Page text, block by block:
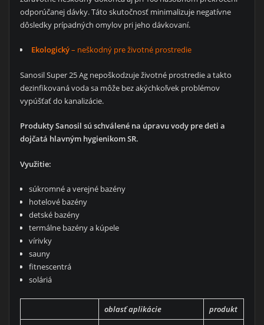
odporúčanej dávky. Táto skutočnosť minimalizuje negatívne
dôsledky prípadných omylov pri jeho dávkovaní.
Ekologický– neškodný pre životné prostredie
Sanosil Super 25 Ag nepoškodzuje životné prostredie a takto
dezinfikovaná voda sa môže bez akýchkoľvek problémov
vypúšťať do kanalizácie.
Produkty Sanosil sú schválené na úpravu vody pre deti a
dojčatá hlavným hygienikom SR.
Využitie:
súkromné a verejné bazény
hotelové bazény
detské bazény
termálne bazény a kúpele
vírivky
sauny
fitnescentrá
soláriá
oblasť aplikácie
produkt